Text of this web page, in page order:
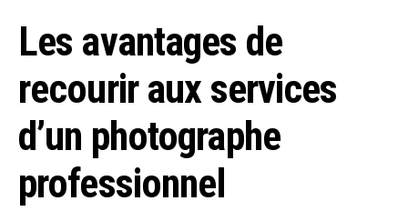
Les avantages de
recourir aux services
d’un photographe
professionnel